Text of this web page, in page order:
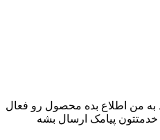
من اطلاع بده محصول رو فعال
پیامک ارسال بشه